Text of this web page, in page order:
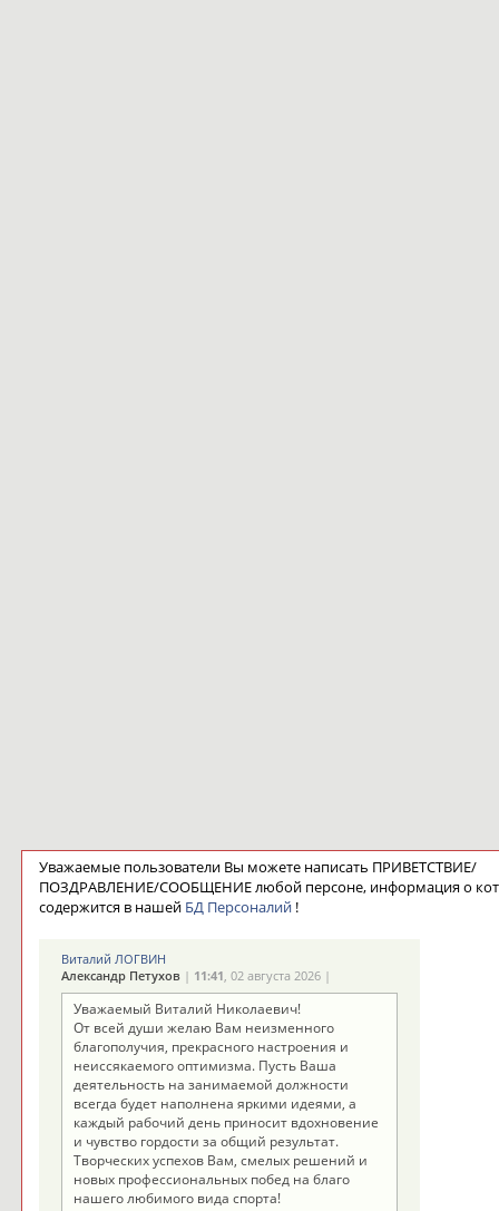
Уважаемые пользователи Вы можете написать ПРИВЕТСТВИЕ/
ПОЗДРАВЛЕНИЕ/СООБЩЕНИЕ любой персоне, информация о
содержится в нашей БД Персоналий!
Виталий ЛОГВИН
Александр Петухов| 11:41, 02 августа 2026 |
Уважаемый Виталий Николаевич!
От всей души желаю Вам неизменного
благополучия, прекрасного настроения и
неиссякаемого оптимизма. Пусть Ваша
деятельность на занимаемой должности
всегда будет наполнена яркими идеями, а
каждый рабочий день приносит вдохновение
и чувство гордости за общий результат.
Творческих успехов Вам, смелых решений и
новых профессиональных побед на благо
нашего любимого вида спорта!